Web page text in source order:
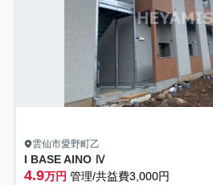
雲仙市愛野町乙
I BASE AINO Ⅳ
4.9万円 管理/共益費3,000円